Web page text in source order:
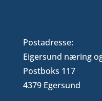
Postadresse:
Eigersund næring
Postboks 117
4379 Egersund